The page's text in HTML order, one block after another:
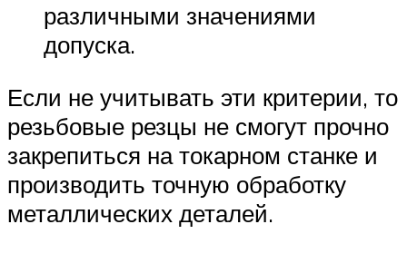
различными значениями
допуска.
Если не учитывать эти критерии, то
резьбовые резцы не смогут прочно
закрепиться на токарном станке и
производить точную обработку
металлических деталей.